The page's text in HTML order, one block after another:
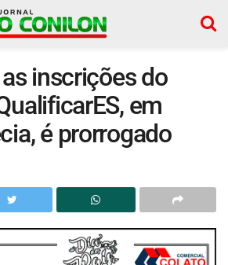
inscrições do
em
é prorrogado